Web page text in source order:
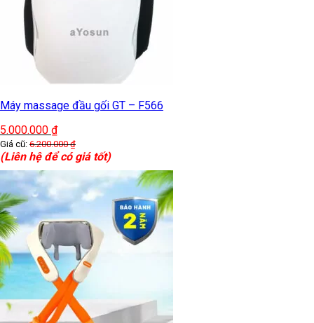
Máy massage đầu gối GT – F566
5.000.000 ₫
Giá cũ: 6.200.000₫
(Liên hệ để có giá tốt)